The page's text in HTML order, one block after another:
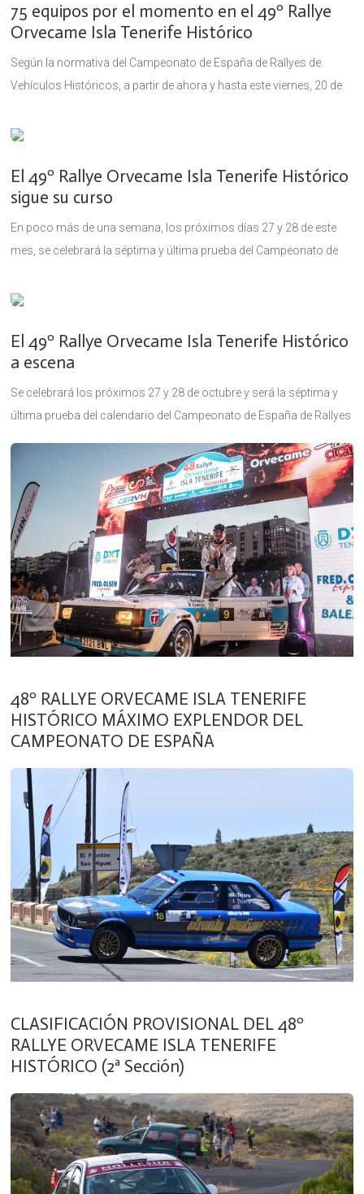
75 equipos por el momento en el 49º Rallye
Orvecame Isla Tenerife Histórico
Según la normativa del Campeonato de España de Rallyes de
Vehículos Históricos, a partir de ahora y hasta este viernes, 20 de
El 49º Rallye Orvecame Isla Tenerife Histórico
sigue su curso
En poco más de una semana, los próximos días 27 y 28 de este
mes, se celebrará la séptima y última prueba del Campeonato de
El 49º Rallye Orvecame Isla Tenerife Histórico
a escena
Se celebrará los próximos 27 y 28 de octubre y será la séptima y
última prueba del calendario del Campeonato de España de Rallyes
48º RALLYE ORVECAME ISLA TENERIFE
HISTÓRICO MÁXIMO EXPLENDOR DEL
CAMPEONATO DE ESPAÑA
CLASIFICACIÓN PROVISIONAL DEL 48º
RALLYE ORVECAME ISLA TENERIFE
HISTÓRICO (2ª Sección)